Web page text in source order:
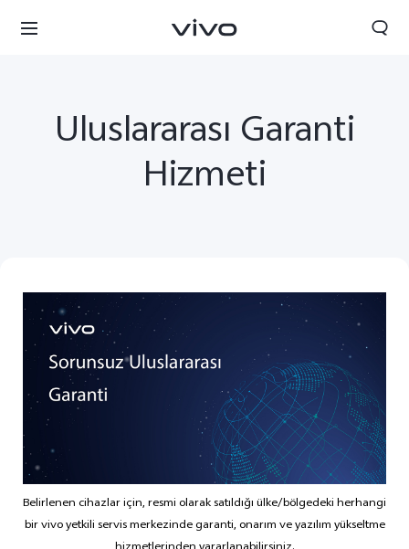
Türkiye | Ülke/bölge seçin
Uluslararası Garanti
Hizmeti
Belirlenen cihazlar için, resmi olarak satıldığı ülke/bölgedeki herhangi
bir vivo yetkili servis merkezinde garanti, onarım ve yazılım yükseltme